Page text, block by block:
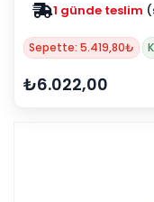
1 günde teslim
Sepette: 5.419,80₺
₺6.022,00